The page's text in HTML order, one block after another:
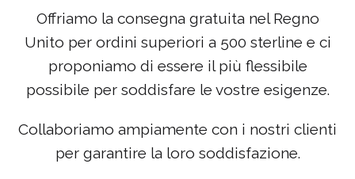
Offriamo la consegna gratuita nel Regno
Unito per ordini superiori a 500 sterline e ci
proponiamo di essere il più flessibile
possibile per soddisfare le vostre esigenze.
Collaboriamo ampiamente con i nostri clienti
per garantire la loro soddisfazione.